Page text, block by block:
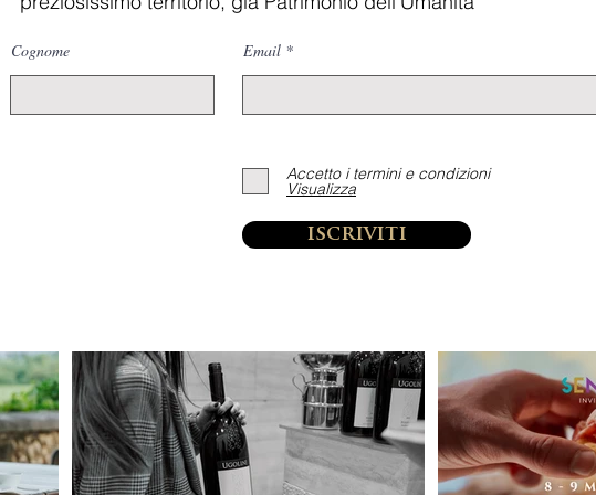
Cognome Email
Accetto i termini e condizioni
Visualizza
iscriviti